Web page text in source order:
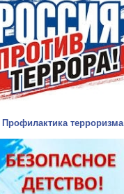
Профилактика терроризма